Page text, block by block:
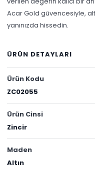
Acar Gold güvencesiyle,
yanınızda hissedin.
ÜRÜN DETAYLARI
Ürün Kodu
ZC02055
Ürün Cinsi
Zincir
Maden
Altın